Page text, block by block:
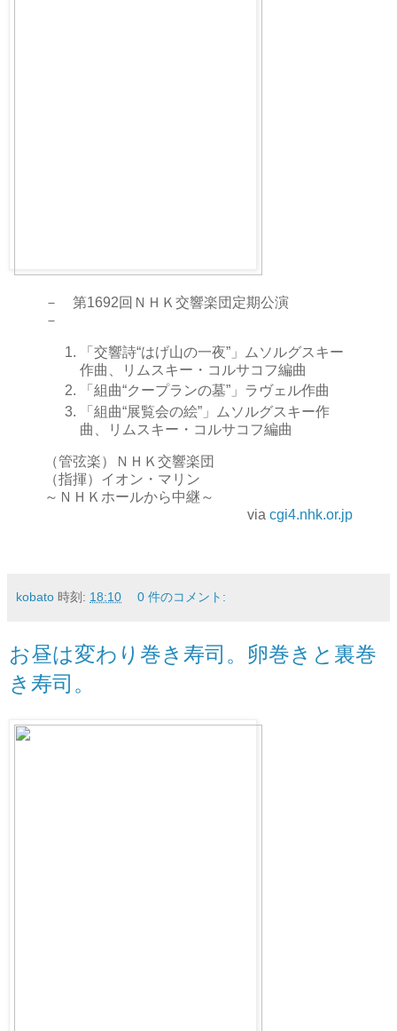
－ 第1692回ＮＨＫ交響楽団定期公演
－
「交響詩“はげ山の一夜”」ムソルグスキー
作曲、リムスキー・コルサコフ編曲
「組曲“クープランの墓”」ラヴェル作曲
「組曲“展覧会の絵”」ムソルグスキー作
曲、リムスキー・コルサコフ編曲
（管弦楽）ＮＨＫ交響楽団
（指揮）イオン・マリン
～ＮＨＫホールから中継～
via cgi4.nhk.or.jp
kobato 時刻: 18:10 0 件のコメント:
お昼は変わり巻き寿司。卵巻きと裏巻
き寿司。